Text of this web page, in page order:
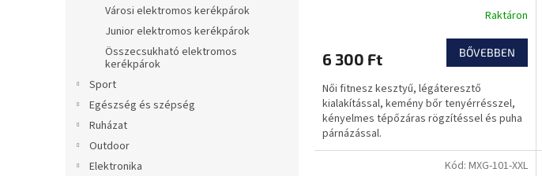
Városi elektromos kerékpárok
Junior elektromos kerékpárok
Összecsukható elektromos
kerékpárok
Sport
Egészség és szépség
Ruházat
Outdoor
Elektronika
Raktáron
6 300 Ft BŐVEBBEN
Női fitnesz kesztyű, légáteresztő
kialakítással, kemény bőr tenyérrésszel,
kényelmes tépőzáras rögzítéssel és puha
párnázással.
Kód: MXG-101-XXL